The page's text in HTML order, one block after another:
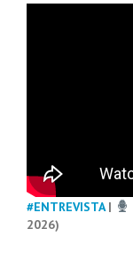
#ENTREVISTA|
2026)